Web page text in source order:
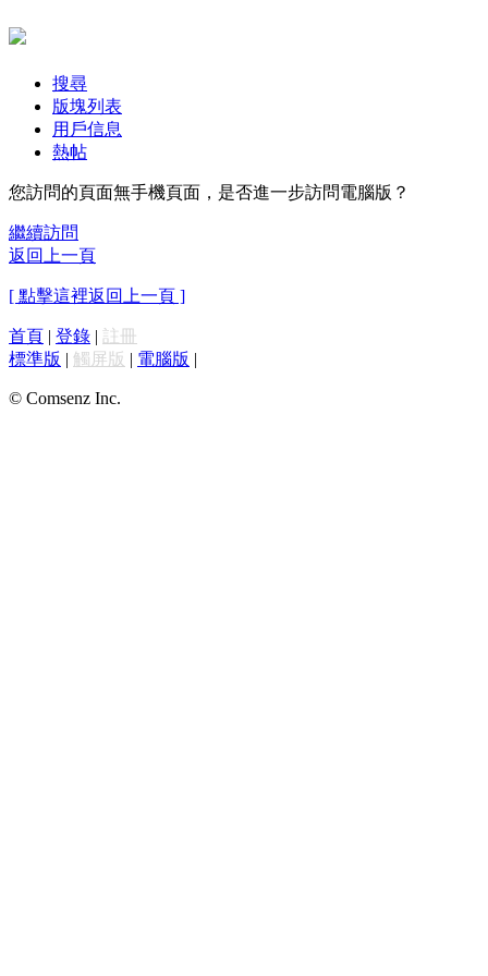
搜尋
版塊列表
用戶信息
熱帖
您訪問的頁面無手機頁面，是否進一步訪問電腦版？
繼續訪問
返回上一頁
[ 點擊這裡返回上一頁 ]
首頁 | 登錄 | 註冊
標準版 | 觸屏版 | 電腦版 |
© Comsenz Inc.